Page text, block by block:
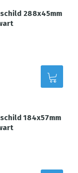
288x45mm
184x57mm